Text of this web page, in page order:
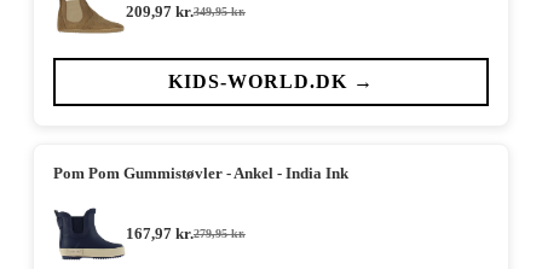
349,95kr.
Den
pris
var:
209,97 kr.Den
pris
er:
KIDS-WORLD.DK →
Pom Pom Gummistøvler - Ankel - India Ink
279,95kr.
Den
167,97 kr.Den